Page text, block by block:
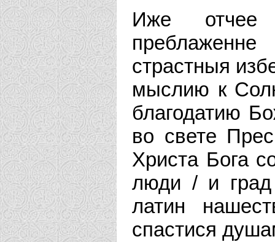
Иже отчее
страстныя
мыслию к
благодатию
во свете
Христа Бога
люди / и град
латин
спастися